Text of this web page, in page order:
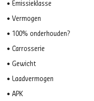
Emissieklasse
Vermogen
100% onderhouden?
Carrosserie
Gewicht
Laadvermogen
APK